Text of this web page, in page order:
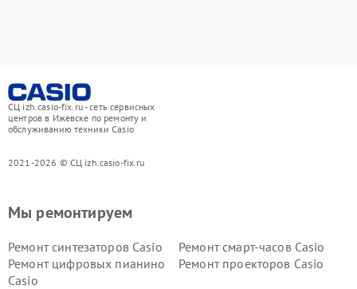
СЦ izh.casio-fix.ru - сеть сервисных
центров в Ижевске по ремонту и
обслуживанию техники Casio
2021-2026 © СЦ izh.casio-fix.ru
Мы ремонтируем
Ремонт синтезаторов Casio
Ремонт смарт-часов Casio
Ремонт цифровых пианино
Casio
Ремонт проекторов Casio